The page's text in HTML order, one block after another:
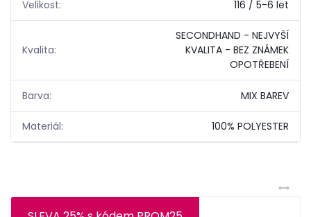
Velikost: 116 / 5-6 let
Kvalita:
SECONDHAND - NEJVYŠÍ
KVALITA - BEZ ZNÁMEK
OPOTŘEBENÍ
Barva: MIX BAREV
Materiál: 100% POLYESTER